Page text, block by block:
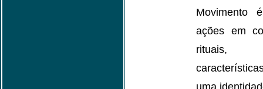
Movimento
ações em
rituais,
uma